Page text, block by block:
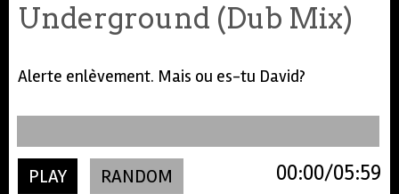
Underground (Dub Mix)
Alerte enlèvement. Mais ou es-tu David?
PLAY RANDOM 05:59
00:00